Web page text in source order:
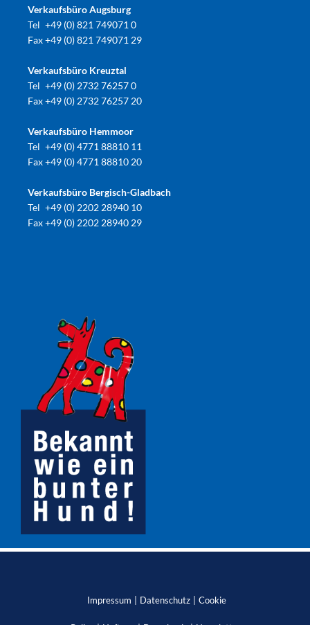
Verkaufsbüro Augsburg
Tel +49 (0) 821 749071 0
Fax+49 (0) 821 749071 29
Verkaufsbüro Kreuztal
Tel +49 (0) 2732 76257 0
Fax+49 (0) 2732 76257 20
Verkaufsbüro Hemmoor
Tel +49 (0) 4771 88810 11
Fax+49 (0) 4771 88810 20
Verkaufsbüro Bergisch-Gladbach
Tel +49 (0) 2202 28940 10
Fax+49 (0) 2202 28940 29
Impressum Datenschutz Cookie